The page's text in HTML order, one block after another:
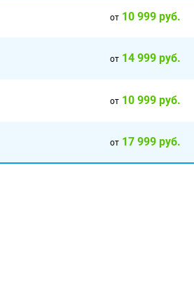
от10 999 руб.
от14 999 руб.
от10 999 руб.
от17 999 руб.